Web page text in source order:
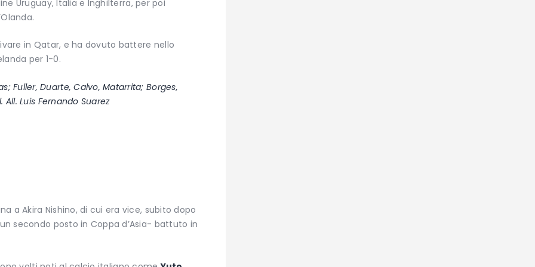
Uruguay, Italia e Inghilterra, per poi
in Qatar, e ha dovuto battere nello
per 1-0.
Fuller, Duarte, Calvo, Matarrita; Borges,
Luis Fernando Suarez
a Akira Nishino, di cui era vice, subito dopo
secondo posto in Coppa d’Asia- battuto in